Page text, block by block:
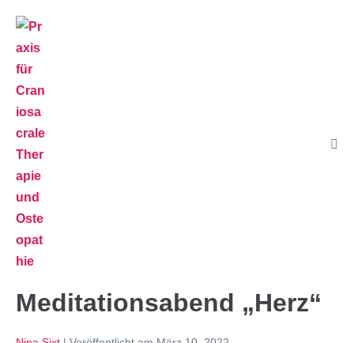
Meditationsabend „Herz“